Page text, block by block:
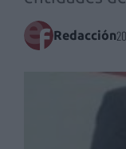
Redacción